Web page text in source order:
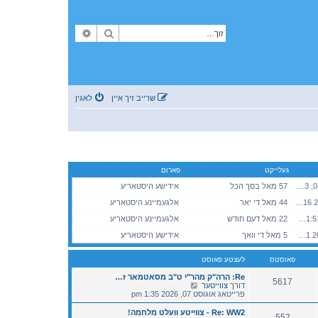
זוך
לאגין שרייב זיך איין
געלייקט פארום
57 מאל בסך הכל
אידישע היסטאריע
44 מאל די יאר
אלגעמיינע היסטאריע
22 מאל דעם חודש
אלגעמיינע היסטאריע
5 מאל די וואך אידישע היסטאריע
פאוסטס לעצטע פאוסט
5617
Re: הרה"ק מהר"י ט"ב מסאטמאר ז…
דורך צווייטער
i
e
w
פרייטאג אוגוסט 07, 2026 1:35 pm
Re: WW2 - צווייטע וועלט מלחמה!